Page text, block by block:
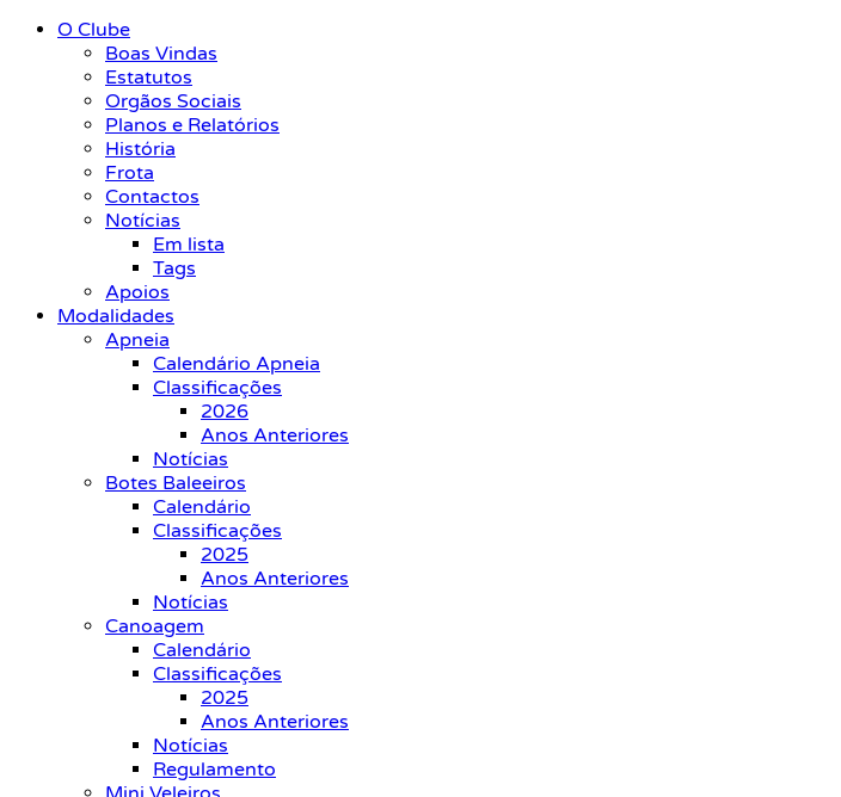
O Clube
Boas Vindas
Estatutos
Orgãos Sociais
Planos e Relatórios
História
Frota
Contactos
Notícias
Em lista
Tags
Apoios
Modalidades
Apneia
Calendário Apneia
Classificações
2026
Anos Anteriores
Notícias
Botes Baleeiros
Calendário
Classificações
2025
Anos Anteriores
Notícias
Canoagem
Calendário
Classificações
2025
Anos Anteriores
Notícias
Regulamento